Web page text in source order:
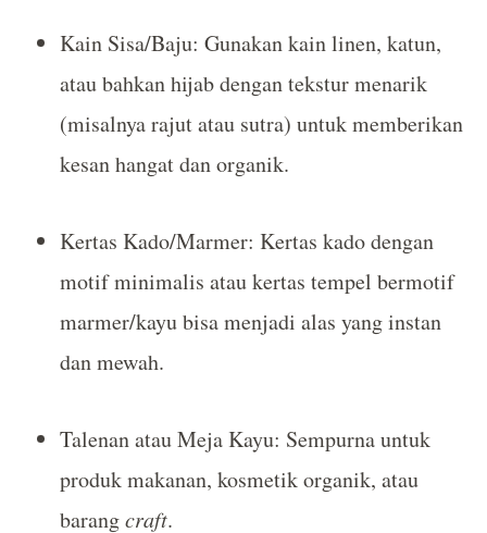
Kain Sisa/Baju: Gunakan kain linen, katun,
atau bahkan hijab dengan tekstur menarik
(misalnya rajut atau sutra) untuk memberikan
kesan hangat dan organik.
Kertas Kado/Marmer: Kertas kado dengan
motif minimalis atau kertas tempel bermotif
marmer/kayu bisa menjadi alas yang instan
dan mewah.
Talenan atau Meja Kayu: Sempurna untuk
produk makanan, kosmetik organik, atau
barangcraft.